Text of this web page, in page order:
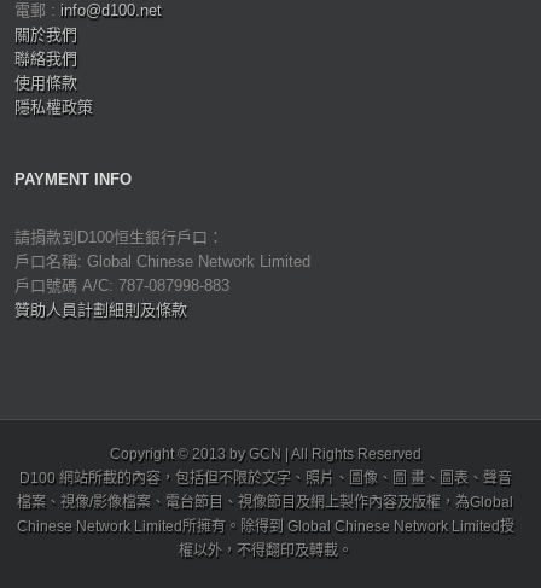
電郵 : info@d100.net
關於我們
聯絡我們
使用條款
隱私權政策
PAYMENT INFO
請捐款到D100恒生銀行戶口：
戶口名稱: Global Chinese Network Limited
戶口號碼 A/C: 787-087998-883
贊助人員計劃細則及條款
Copyright © 2013 by GCN | All Rights Reserved
D100 網站所載的內容，包括但不限於文字、照片、圖像、圖 畫、圖表、聲音
檔案、視像/影像檔案、電台節目、視像節目及網上製作內容及版權，為Global
Chinese Network Limited所擁有。除得到 Global Chinese Network Limited授
權以外，不得翻印及轉載。